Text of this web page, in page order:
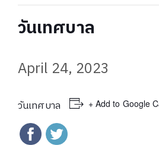
วันเทศบาล
April 24, 2023
วันเทศบาล + Add to Google